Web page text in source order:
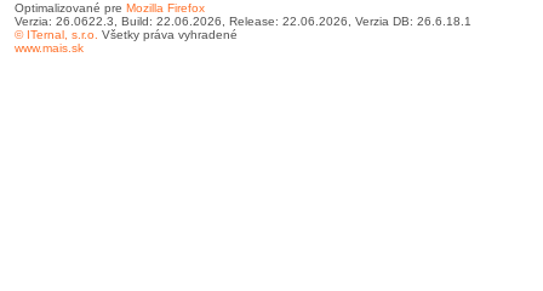
Optimalizované pre Mozilla Firefox
Verzia: 26.0622.3, Build: 22.06.2026, Release: 22.06.2026, Verzia DB: 26.6.18.1
© ITernal, s.r.o. Všetky práva vyhradené
www.mais.sk